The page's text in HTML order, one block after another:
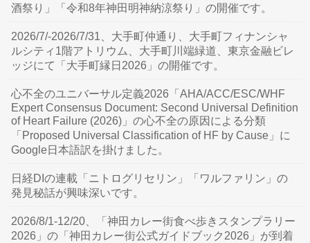
酒祭り」「令和8年神田明神納涼祭り」の開催です。
2026/7/-2026/7/31、大手町仲通り、大手町フィナンシャ
ルシティ1階アトリウム、大手町川端緑道、東京金融ビレ
ッジにて「大手町縁日2026」の開催です。
心不全のユニバーサル定義2026「AHA/ACC/ESC/WHF
Expert Consensus Document: Second Universal Definition
of Heart Failure (2026)」の心不全の原因による分類
「Proposed Universal Classification of HF by Cause」に
Google日本語訳を掛けました。
日経DIの連載「ニトログリセリン」「ワルファリン」の
発見秘話が興味深いです。
2026/8/1-12/20、「神田カレー街食べ歩きスタンプラリー
2026」の「神田カレー街公式ガイドブック2026」が到着